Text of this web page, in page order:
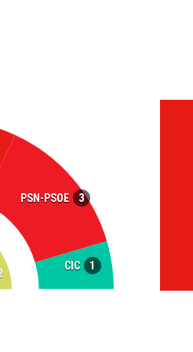
PSN-PSOE 3
CIC 1